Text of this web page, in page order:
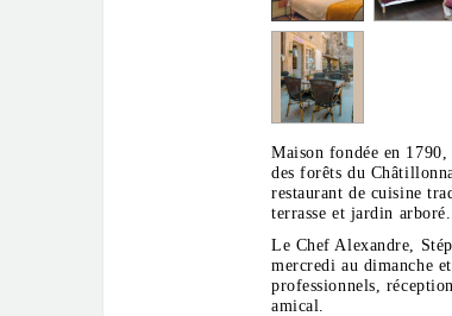
Maison fondée en
des forêts du
restaurant de cuisine
terrasse et jardin arboré.
Le Chef Alexandre,
mercredi au dimanche
professionnels,
amical.